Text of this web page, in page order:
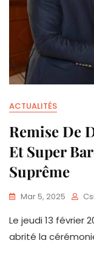
ACTUALITÉS
Remise De
Et Super
Suprême
Mar 5, 2025
Le jeudi 13 février
abrité la